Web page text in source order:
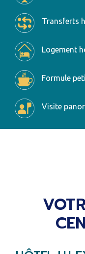
Transferts
Logement
Formule
Visite